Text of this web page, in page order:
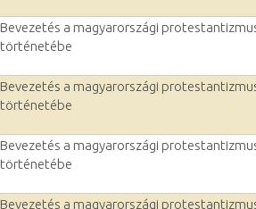
Bevezetés a magyarországi
történetébe
Bevezetés a magyarországi
történetébe
Bevezetés a magyarországi
történetébe
Bevezetés a magyarországi